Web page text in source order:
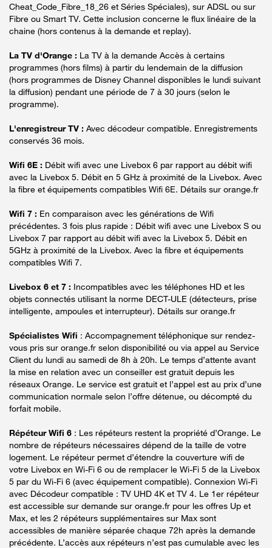
Cheat_Code_Fibre_18_26 et Séries Spéciales), sur ADSL ou sur
Fibre ou Smart TV. Cette inclusion concerne le flux linéaire de la
chaine (hors contenus à la demande et replay).
La TV d'Orange : La TV à la demande Accès à certains
programmes (hors films) à partir du lendemain de la diffusion
(hors programmes de Disney Channel disponibles le lundi suivant
la diffusion) pendant une période de 7 à 30 jours (selon le
programme).
L'enregistreur TV : Avec décodeur compatible. Enregistrements
conservés 36 mois.
Wifi 6E : Débit wifi avec une Livebox 6 par rapport au débit wifi
avec la Livebox 5. Débit en 5 GHz à proximité de la Livebox. Avec
la fibre et équipements compatibles Wifi 6E. Détails sur orange.fr
Wifi 7 : En comparaison avec les générations de Wifi
précédentes. 3 fois plus rapide : Débit wifi avec une Livebox S ou
Livebox 7 par rapport au débit wifi avec la Livebox 5. Débit en
5GHz à proximité de la Livebox. Avec la fibre et équipements
compatibles Wifi 7.
Livebox 6 et 7 : Incompatibles avec les téléphones HD et les
objets connectés utilisant la norme DECT-ULE (détecteurs, prise
intelligente, ampoules et interrupteur). Détails sur orange.fr
Spécialistes Wifi : Accompagnement téléphonique sur rendez-
vous pris sur orange.fr selon disponibilité ou via appel au Service
Client du lundi au samedi de 8h à 20h. Le temps d’attente avant
la mise en relation avec un conseiller est gratuit depuis les
réseaux Orange. Le service est gratuit et l’appel est au prix d’une
communication normale selon l’offre détenue, ou décompté du
forfait mobile.
Répéteur Wifi 6 : Les répéteurs restent la propriété d’Orange. Le
nombre de répéteurs nécessaires dépend de la taille de votre
logement. Le répéteur permet d’étendre la couverture wifi de
votre Livebox en Wi-Fi 6 ou de remplacer le Wi-Fi 5 de la Livebox
5 par du Wi-Fi 6 (avec équipement compatible). Connexion Wi-Fi
avec Décodeur compatible : TV UHD 4K et TV 4. Le 1er répéteur
est accessible sur demande sur orange.fr pour les offres Up et
Max, et les 2 répéteurs supplémentaires sur Max sont
accessibles de manière séparée chaque 72h après la demande
précédente. L’accès aux répéteurs n’est pas cumulable avec les